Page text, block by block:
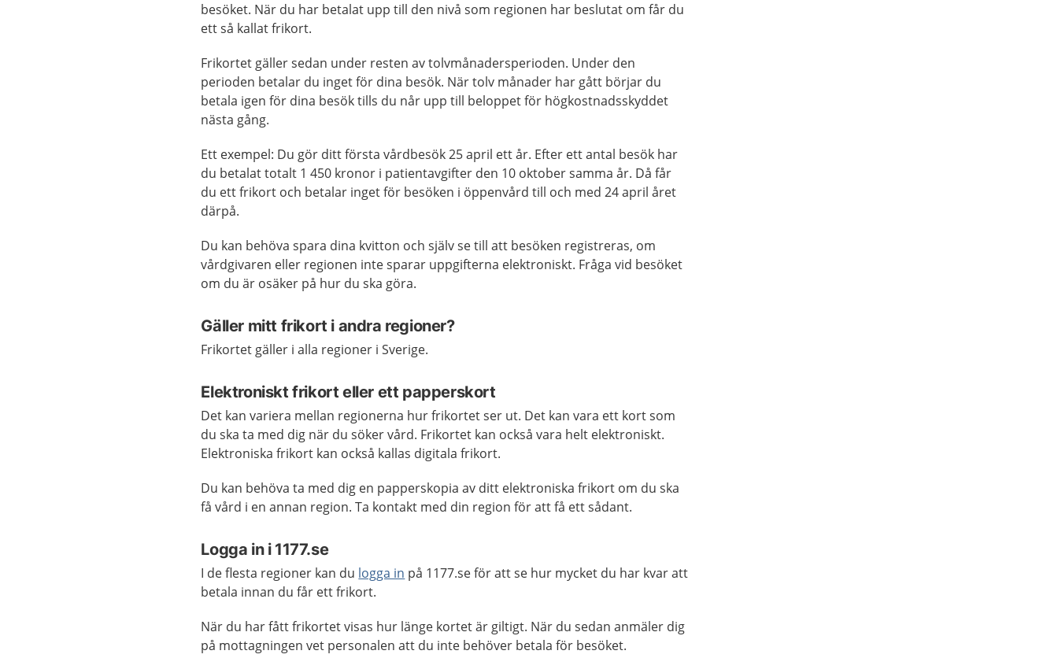
besöket. När du har betalat upp till den nivå som regionen har beslutat om får du
ett så kallat frikort.
Frikortet gäller sedan under resten av tolvmånadersperioden. Under den
perioden betalar du inget för dina besök. När tolv månader har gått börjar du
betala igen för dina besök tills du når upp till beloppet för högkostnadsskyddet
nästa gång.
Ett exempel: Du gör ditt första vårdbesök 25 april ett år. Efter ett antal besök har
du betalat totalt 1 450 kronor i patientavgifter den 10 oktober samma år. Då får
du ett frikort och betalar inget för besöken i öppenvård till och med 24 april året
därpå.
Du kan behöva spara dina kvitton och själv se till att besöken registreras, om
vårdgivaren eller regionen inte sparar uppgifterna elektroniskt. Fråga vid besöket
om du är osäker på hur du ska göra.
Gäller mitt frikort i andra regioner?
Frikortet gäller i alla regioner i Sverige.
Elektroniskt frikort eller ett papperskort
Det kan variera mellan regionerna hur frikortet ser ut. Det kan vara ett kort som
du ska ta med dig när du söker vård. Frikortet kan också vara helt elektroniskt.
Elektroniska frikort kan också kallas digitala frikort.
Du kan behöva ta med dig en papperskopia av ditt elektroniska frikort om du ska
få vård i en annan region. Ta kontakt med din region för att få ett sådant.
Logga in i 1177.se
I de flesta regioner kan du logga in på 1177.se för att se hur mycket du har kvar att
betala innan du får ett frikort.
När du har fått frikortet visas hur länge kortet är giltigt. När du sedan anmäler dig
på mottagningen vet personalen att du inte behöver betala för besöket.